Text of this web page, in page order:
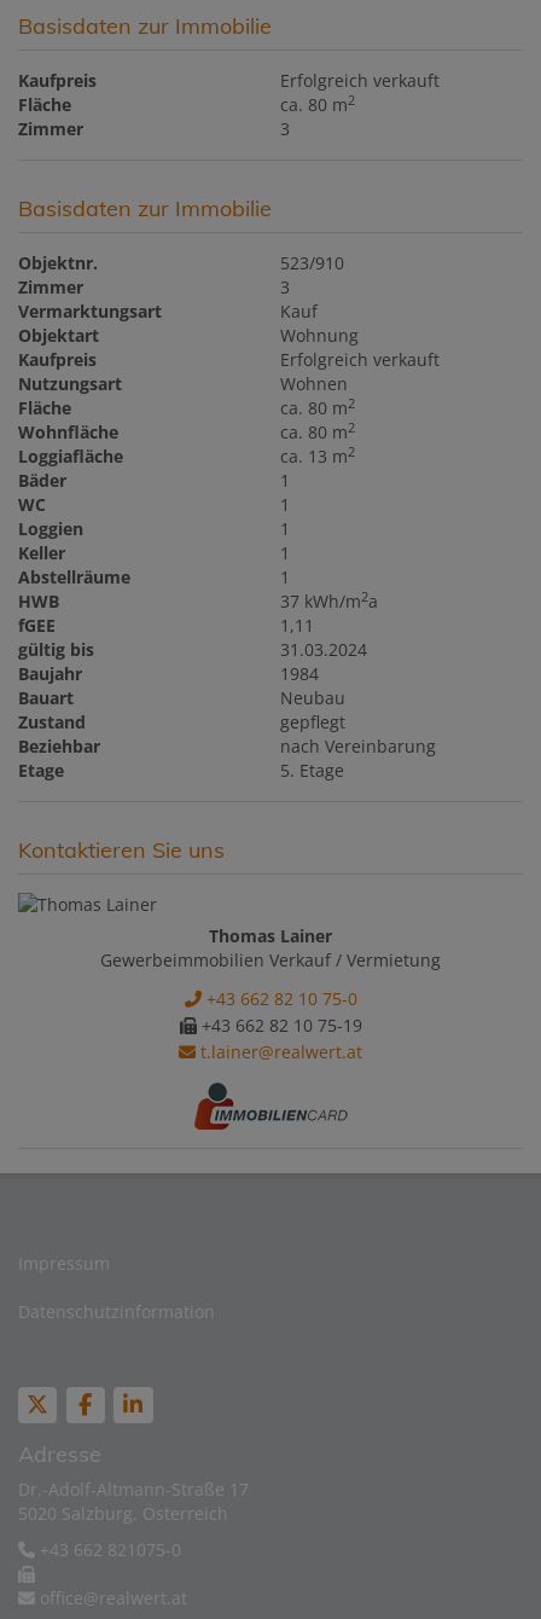
Basisdaten zur Immobilie
Kaufpreis
Erfolgreich verkauft
Fläche
ca. 80 m2
Zimmer 3
Basisdaten zur Immobilie
Objektnr.
523/910
Zimmer
3
Vermarktungsart
Kauf
Objektart
Wohnung
Kaufpreis
Erfolgreich verkauft
Nutzungsart
Wohnen
Fläche
ca. 80 m2
Wohnfläche ca. 80 m2
Loggiafläche ca. 13 m2
Bäder
1
WC
1
Loggien
1
Keller
1
Abstellräume
1
HWB
37 kWh/m2a
fGEE
1,11
gültig bis
31.03.2024
Baujahr
1984
Bauart
Neubau
Zustand
gepflegt
Beziehbar
nach Vereinbarung
Etage
5. Etage
Kontaktieren Sie uns
Thomas Lainer
Gewerbeimmobilien Verkauf / Vermietung
+43 662 82 10 75-0
+43 662 82 10 75-19
t.lainer@realwert.at
Impressum
Datenschutzinformation
Adresse
Dr.-Adolf-Altmann-Straße 17
5020 Salzburg, Österreich
+43 662 821075-0
office@realwert.at